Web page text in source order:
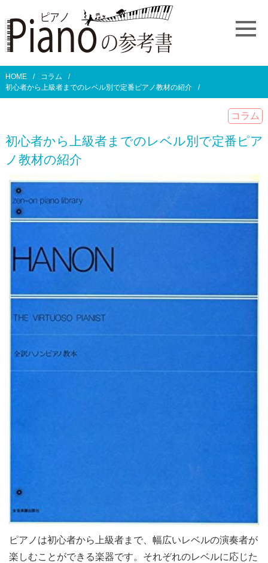
HOME
コラム
初心者から上級者までのレベル別で定番ピアノ教材の紹介
コラム
初心者から上級者までのレベル別で定番ピア
ノ教材の紹介
ピアノは初心者から上級者まで、幅広いレベルの演奏者が
楽しむことができる楽器です。それぞれのレベルに応じた